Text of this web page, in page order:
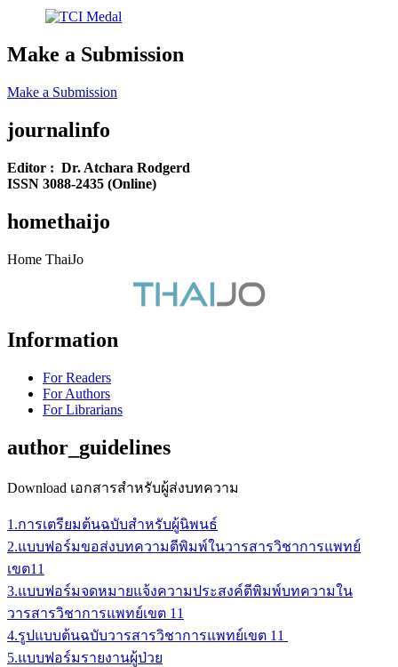
Make a Submission
Make a Submission
journalinfo
Editor : Dr. Atchara Rodgerd
ISSN 3088-2435 (Online)
homethaijo
Home ThaiJo
Information
For Readers
For Authors
For Librarians
author_guidelines
Download เอกสารสำหรับผู้ส่งบทความ
1.การเตรียมต้นฉบับสำหรับผู้นิพนธ์
2.แบบฟอร์มขอส่งบทความตีพิมพ์ในวารสารวิชาการแพทย์
เขต11
3.แบบฟอร์มจดหมายแจ้งความประสงค์ตีพิมพ์บทความใน
วารสารวิชาการแพทย์เขต 11
4.รูปแบบต้นฉบับวารสารวิชาการแพทย์เขต 11
5.แบบฟอร์มรายงานผู้ป่วย